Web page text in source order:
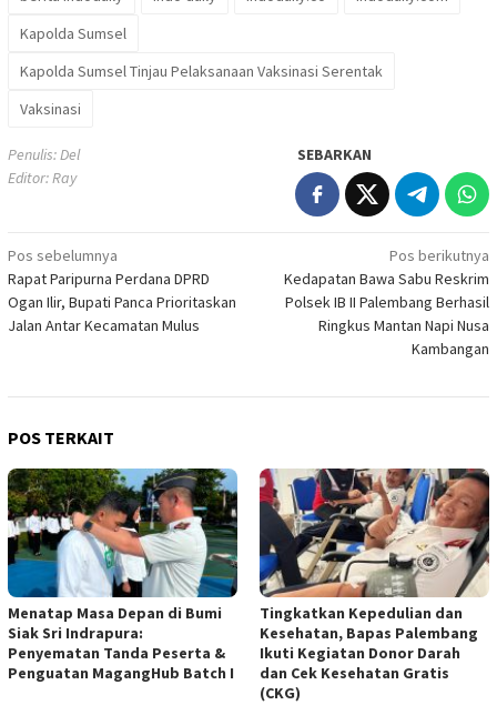
Kapolda Sumsel
Kapolda Sumsel Tinjau Pelaksanaan Vaksinasi Serentak
Vaksinasi
Penulis: Del
Editor: Ray
SEBARKAN
Navigasi
pos
Pos sebelumnya
Rapat Paripurna Perdana DPRD
Ogan Ilir, Bupati Panca Prioritaskan
Jalan Antar Kecamatan Mulus
Pos berikutnya
Kedapatan Bawa Sabu Reskrim
Polsek IB II Palembang Berhasil
Ringkus Mantan Napi Nusa
Kambangan
POS TERKAIT
Menatap Masa Depan di Bumi
Siak Sri Indrapura:
Penyematan Tanda Peserta &
Penguatan MagangHub Batch I
Tingkatkan Kepedulian dan
Kesehatan, Bapas Palembang
Ikuti Kegiatan Donor Darah
dan Cek Kesehatan Gratis
(CKG)